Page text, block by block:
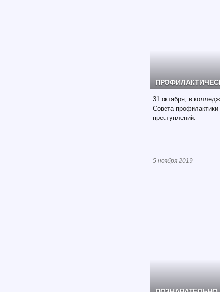
31 октября, в
Совета
преступлений.
5 ноября 2019